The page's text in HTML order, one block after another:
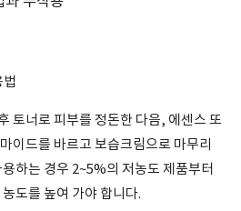
법
토너로 피부를 정돈한 다음, 에센스 또
이드를 바르고 보습크림으로 마무리
하는 경우 2~5%의 저농도 제품부터
도를 높여 가야 합니다.